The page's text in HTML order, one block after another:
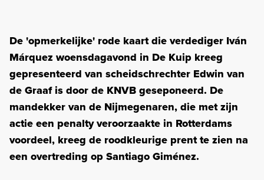
De 'opmerkelijke' rode kaart die verdediger Iván
Márquez woensdagavond in De Kuip kreeg
gepresenteerd van scheidschrechter Edwin van
de Graaf is door de KNVB geseponeerd. De
mandekker van de Nijmegenaren, die met zijn
actie een penalty veroorzaakte in Rotterdams
voordeel, kreeg de roodkleurige prent te zien na
een overtreding op Santiago Giménez.